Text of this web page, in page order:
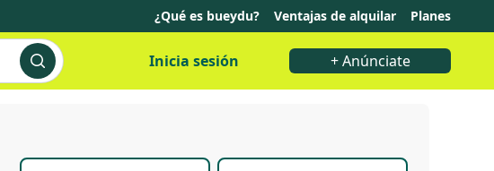
¿Qué es bueydu? Ventajas de alquilar Planes
Inicia sesión + Anúnciate